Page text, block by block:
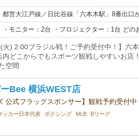
都営大江戸線／日比谷線「六本木駅」8番出口
・モニター：2台 ・プロジェクター：1台 ど
火) 2:00ブラジル戦！ご予約受付中！】六
内どこからでもスポーツ観戦しやすいお
空間
Bee 横浜WEST店
公式フラッグスポンサー】観戦予約受付中
ッカー日本代表 ボクシング MLB Bリーグ